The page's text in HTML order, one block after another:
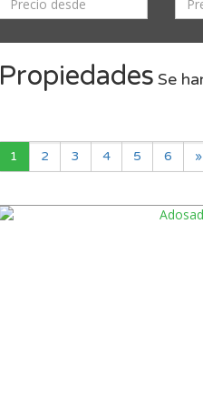
Propiedades Se
1 2 3 4 5 6 »